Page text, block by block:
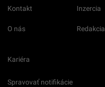
Kontakt Inzercia
O nás Redakcia
Kariéra
Spravovať notifikácie